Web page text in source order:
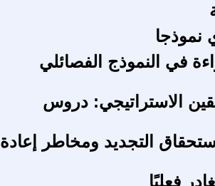
نموذجا
في النموذج الفصائلي
الاستراتيجي: دروس
التجديد ومخاطر إعادة
فعليًا